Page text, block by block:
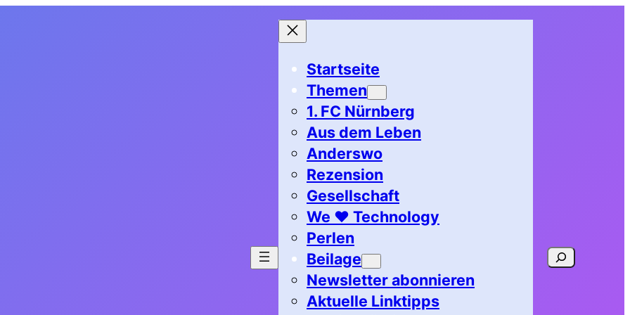
Startseite
Themen
1. FC Nürnberg
Aus dem Leben
Anderswo
Rezension
Gesellschaft
We ♥ Technology
Perlen
Beilage
Newsletter abonnieren
Aktuelle Linktipps
Suchen